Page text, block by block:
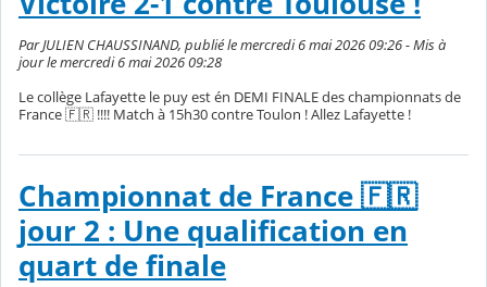
Par JULIEN CHAUSSINAND, publié le mercredi 6 mai 2026 09:26 - Mis à
jour le mercredi 6 mai 2026 09:28
Le collège Lafayette le puy est én DEMI FINALE des championnats de
France 🇫🇷 !!!! Match à 15h30 contre Toulon ! Allez Lafayette !
Championnat de France 🇫🇷
jour 2 : Une qualification en
quart de finale